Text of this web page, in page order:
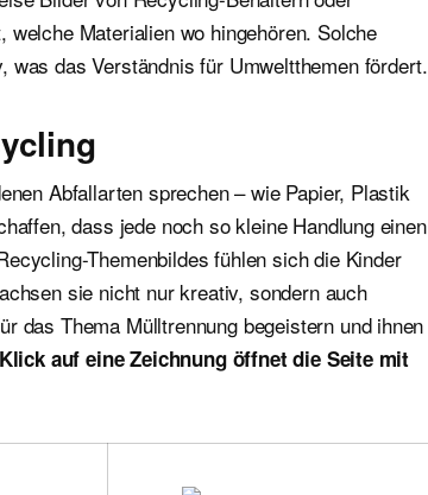
Materialien wo hingehören. Solche
das Verständnis für Umweltthemen fördert.
Abfallarten sprechen – wie Papier, Plastik
dass jede noch so kleine Handlung einen
Themenbildes fühlen sich die Kinder
sie nicht nur kreativ, sondern auch
das Thema Mülltrennung begeistern und ihnen
auf eine Zeichnung öffnet die Seite mit